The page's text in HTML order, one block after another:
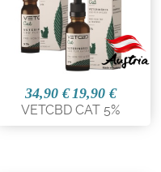
34,90 €19,90 €
VETCBD CAT 5%